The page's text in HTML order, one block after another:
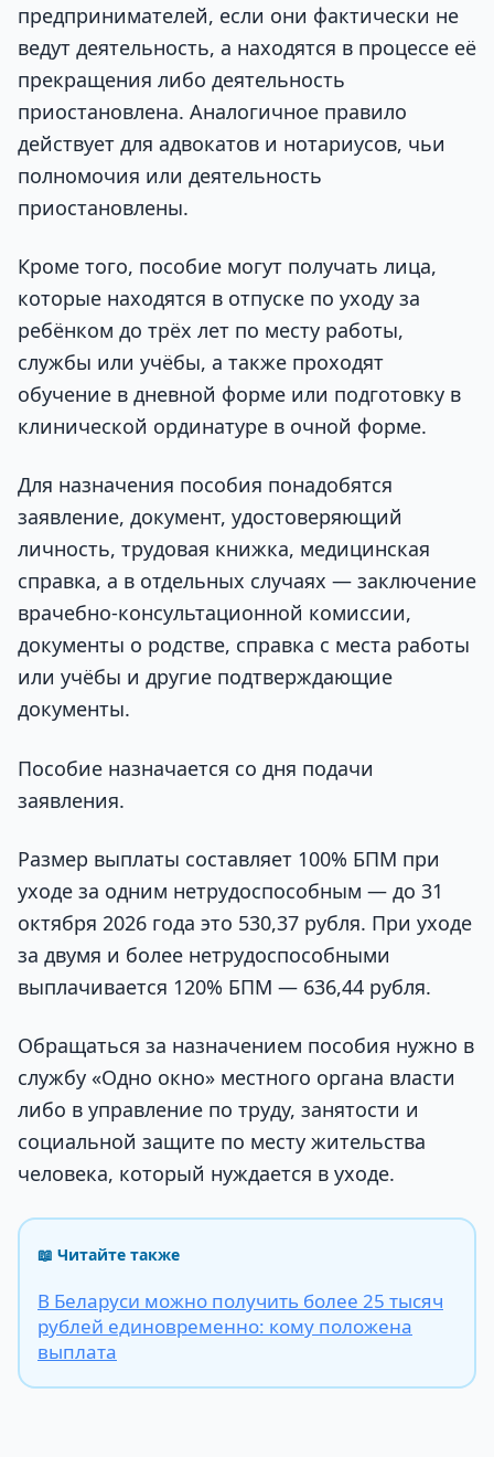
предпринимателей, если они фактически не
ведут деятельность, а находятся в процессе её
прекращения либо деятельность
приостановлена. Аналогичное правило
действует для адвокатов и нотариусов, чьи
полномочия или деятельность
приостановлены.
Кроме того, пособие могут получать лица,
которые находятся в отпуске по уходу за
ребёнком до трёх лет по месту работы,
службы или учёбы, а также проходят
обучение в дневной форме или подготовку в
клинической ординатуре в очной форме.
Для назначения пособия понадобятся
заявление, документ, удостоверяющий
личность, трудовая книжка, медицинская
справка, а в отдельных случаях — заключение
врачебно-консультационной комиссии,
документы о родстве, справка с места работы
или учёбы и другие подтверждающие
документы.
Пособие назначается со дня подачи
заявления.
Размер выплаты составляет 100% БПМ при
уходе за одним нетрудоспособным — до 31
октября 2026 года это 530,37 рубля. При уходе
за двумя и более нетрудоспособными
выплачивается 120% БПМ — 636,44 рубля.
Обращаться за назначением пособия нужно в
службу «Одно окно» местного органа власти
либо в управление по труду, занятости и
социальной защите по месту жительства
человека, который нуждается в уходе.
📖 Читайте также
В Беларуси можно получить более 25 тысяч
рублей единовременно: кому положена
выплата